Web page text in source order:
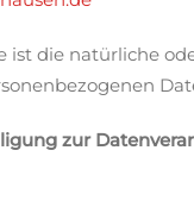
ist die natürliche
zur